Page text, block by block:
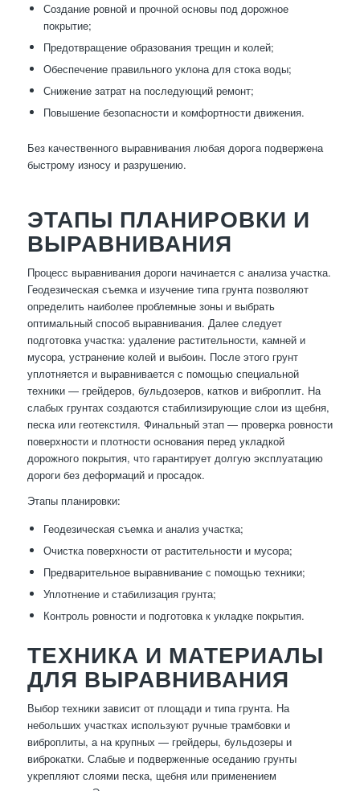
Создание ровной и прочной основы под дорожное
покрытие;
Предотвращение образования трещин и колей;
Обеспечение правильного уклона для стока воды;
Снижение затрат на последующий ремонт;
Повышение безопасности и комфортности движения.
Без качественного выравнивания любая дорога подвержена
быстрому износу и разрушению.
ЭТАПЫ ПЛАНИРОВКИ И
ВЫРАВНИВАНИЯ
Процесс выравнивания дороги начинается с анализа участка.
Геодезическая съемка и изучение типа грунта позволяют
определить наиболее проблемные зоны и выбрать
оптимальный способ выравнивания. Далее следует
подготовка участка: удаление растительности, камней и
мусора, устранение колей и выбоин. После этого грунт
уплотняется и выравнивается с помощью специальной
техники — грейдеров, бульдозеров, катков и виброплит. На
слабых грунтах создаются стабилизирующие слои из щебня,
песка или геотекстиля. Финальный этап — проверка ровности
поверхности и плотности основания перед укладкой
дорожного покрытия, что гарантирует долгую эксплуатацию
дороги без деформаций и просадок.
Этапы планировки:
Геодезическая съемка и анализ участка;
Очистка поверхности от растительности и мусора;
Предварительное выравнивание с помощью техники;
Уплотнение и стабилизация грунта;
Контроль ровности и подготовка к укладке покрытия.
ТЕХНИКА И МАТЕРИАЛЫ
ДЛЯ ВЫРАВНИВАНИЯ
Выбор техники зависит от площади и типа грунта. На
небольших участках используют ручные трамбовки и
виброплиты, а на крупных — грейдеры, бульдозеры и
виброкатки. Слабые и подверженные оседанию грунты
укрепляют слоями песка, щебня или применением